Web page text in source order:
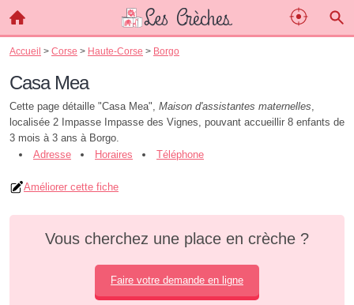
Accueil > Corse > Haute-Corse > Borgo
Casa Mea
Cette page détaille "Casa Mea", Maison d'assistantes maternelles,
localisée 2 Impasse Impasse des Vignes, pouvant accueillir 8 enfants de
3 mois à 3 ans à Borgo.
Adresse
Horaires Téléphone
Améliorer cette fiche
Vous cherchez une place en crèche ?
Faire votre demande en ligne